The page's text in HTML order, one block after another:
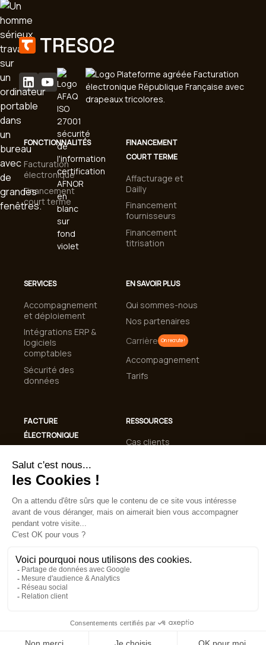
FONCTIONNALITÉS
Facturation
électronique
Financement
court terme
SERVICES
Accompagnement
et déploiement
Intégrations ERP &
logiciels
comptables
Sécurité des
données
FACTURE
ÉLECTRONIQUE
Facturation
Électronique 2026
la gestion des
factures
FINANCEMENT
COURT TERME
Affacturage et
Dailly
Financement
fournisseurs
Financement
titrisation
EN SAVOIR PLUS
Qui sommes-nous
Nos partenaires
Carrière On recrute !
Accompagnement
Tarifs
RESSOURCES
Cas clients
Lexique
FAQ
© 2026 TRESO2. Tous droits réservés.
Mentions légales CGUPolitique de confidentialité
Politique de cookies